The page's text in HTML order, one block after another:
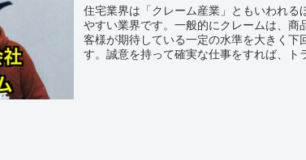
住宅業界は「クレーム産業」ともいわれる
やすい業界です。一般的にクレームは、商
客様が期待している一定の水準を大きく下
す。誠意を持って確実な仕事をすれば、ト